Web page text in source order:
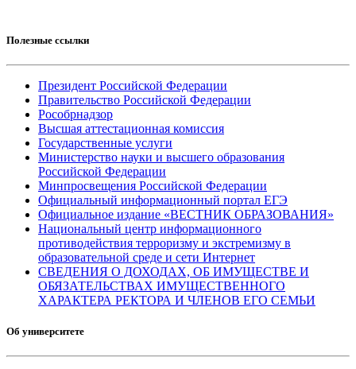
Полезные ссылки
Президент Российской Федерации
Правительство Российской Федерации
Рособрнадзор
Высшая аттестационная комиссия
Государственные услуги
Министерство науки и высшего образования
Российской Федерации
Минпросвещения Российской Федерации
Официальный информационный портал ЕГЭ
Официальное издание «ВЕСТНИК ОБРАЗОВАНИЯ»
Национальный центр информационного
противодействия терроризму и экстремизму в
образовательной среде и сети Интернет
СВЕДЕНИЯ О ДОХОДАХ, ОБ ИМУЩЕСТВЕ И
ОБЯЗАТЕЛЬСТВАХ ИМУЩЕСТВЕННОГО
ХАРАКТЕРА РЕКТОРА И ЧЛЕНОВ ЕГО СЕМЬИ
Об университете